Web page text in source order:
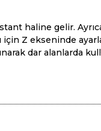
haline gelir.
Z ekseninde
dar alanlarda